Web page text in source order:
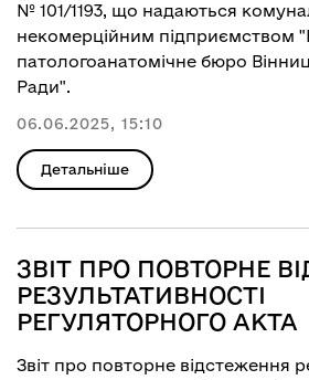
№ 101/1193, що надаються
некомерційним підприємством
патологоанатомічне бюро
Ради".
06.06.2025, 15:10
Детальніше
ЗВІТ ПРО ПОВТОРНЕ
РЕЗУЛЬТАТИВНОСТІ
РЕГУЛЯТОРНОГО АКТА
Звіт про повторне відстеження